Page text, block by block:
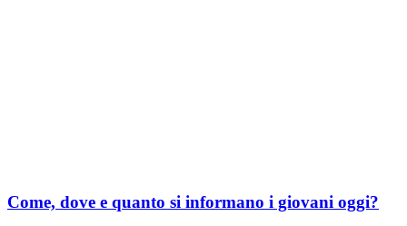
Come, dove e quanto si informano i giovani oggi?